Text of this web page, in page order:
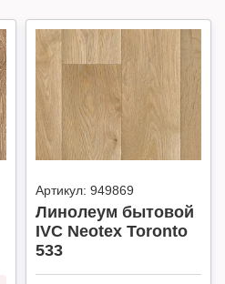
Артикул: 949869
Линолеум бытовой
IVC Neotex Toronto
533